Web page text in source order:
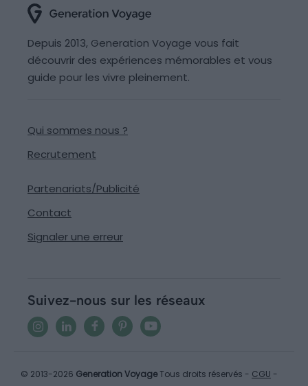
Depuis 2013, Generation Voyage vous fait
découvrir des expériences mémorables et vous
guide pour les vivre pleinement.
Qui sommes nous ?
Recrutement
Partenariats/Publicité
Contact
Signaler une erreur
Suivez-nous sur les réseaux
© 2013-2026 Generation VoyageTous droits réservés - CGU -